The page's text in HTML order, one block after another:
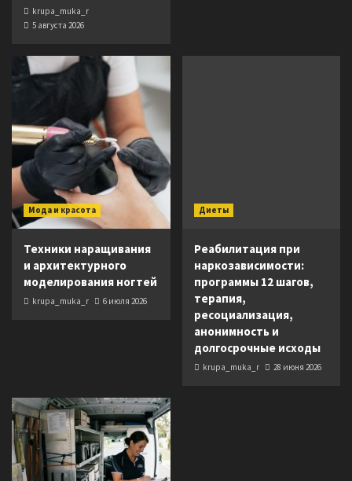
krupa_muka_r
5 августа 2026
Мода и красота
Техники наращивания
и архитектурного
моделирования ногтей
krupa_muka_r 6 июля 2026
Диеты
Реабилитация при
наркозависимости:
программы 12 шагов,
терапия,
ресоциализация,
анонимность и
долгосрочные исходы
krupa_muka_r 28 июня 2026